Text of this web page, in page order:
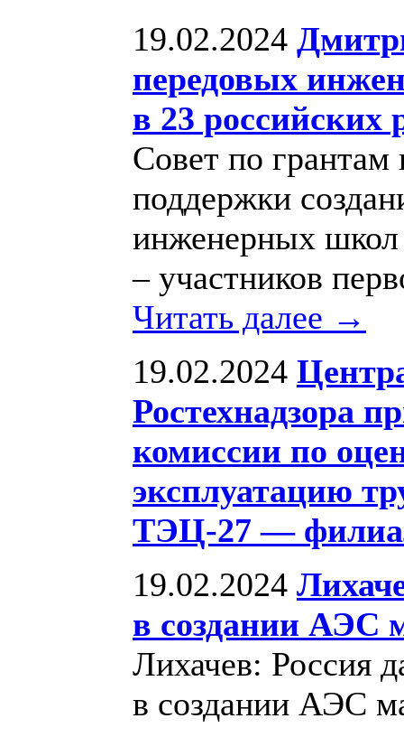
19.02.2024
передовых
в 23 российских
Совет по грантам
поддержки
инженерных школ
– участников
Читать далее →
19.02.2024
Ростехнадзора
комиссии по
эксплуатацию
ТЭЦ-27 —
19.02.2024
в создании АЭС
Лихачев: Россия
в создании АЭС